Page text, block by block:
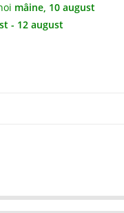
mâine, 10 august
- 12 august